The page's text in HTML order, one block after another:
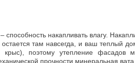
способность накапливать влагу.
остается там навсегда, и ваш теплый
поэтому утепление фасадов
прочности минеральная